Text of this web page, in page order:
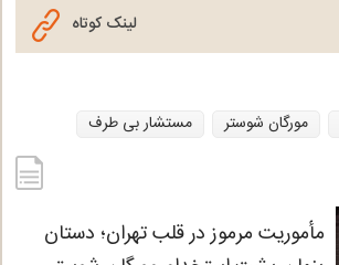
i
t
a
s
p
a
l
l
a
m
لینک کوتاه
مورگان شوستر مستشار بی طرف
مأموریت مرموز در قلب تهران؛ دستان